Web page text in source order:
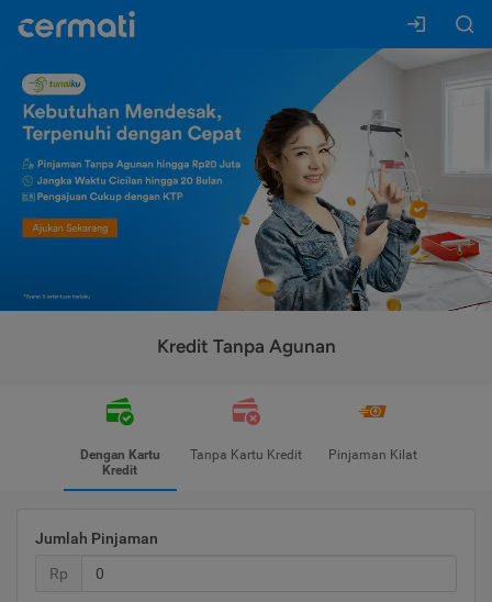
Kredit Tanpa Agunan
Dengan Kartu
Kredit
Tanpa Kartu Kredit Pinjaman Kilat
Jumlah Pinjaman
Rp